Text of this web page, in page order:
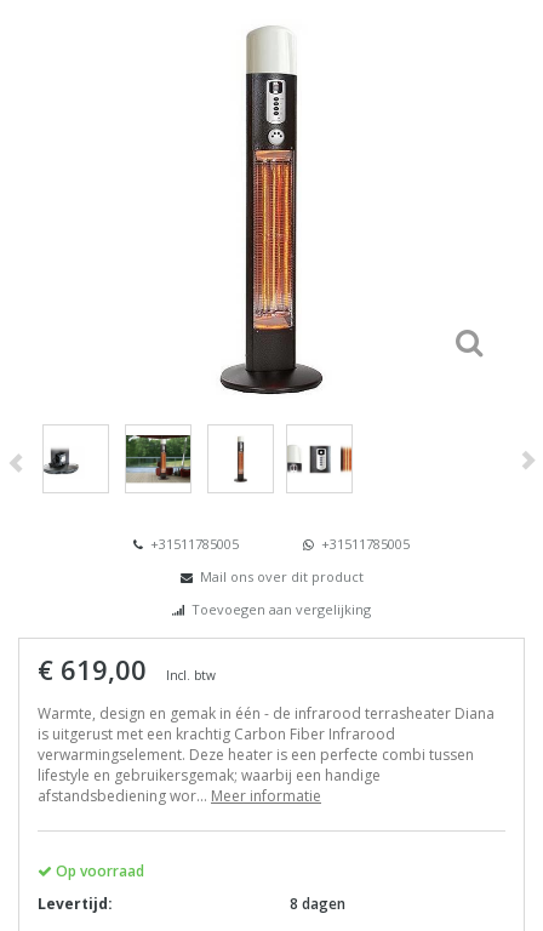
+31511785005
+31511785005
Mail ons over dit product
Toevoegen aan vergelijking
€ 619,00 Incl. btw
Warmte, design en gemak in één - de infrarood terrasheater Diana
is uitgerust met een krachtig Carbon Fiber Infrarood
verwarmingselement. Deze heater is een perfecte combi tussen
lifestyle en gebruikersgemak; waarbij een handige
afstandsbediening wor... Meer informatie
Op voorraad
Levertijd:
8 dagen